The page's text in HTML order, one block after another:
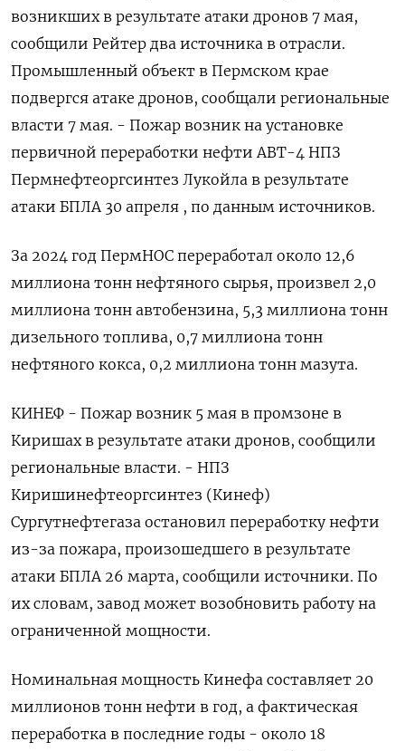
возникших в результате атаки дронов 7 мая,
сообщили Рейтер два источника в отрасли.
Промышленный объект в Пермском крае
подвергся атаке дронов, сообщали региональные
власти 7 мая. - Пожар возник на установке
первичной переработки нефти АВТ-4 НПЗ
Пермнефтеоргсинтез Лукойла в результате
атаки БПЛА 30 апреля , по данным источников.
За 2024 год ПермНОС переработал около 12,6
миллиона тонн нефтяного сырья, произвел 2,0
миллиона тонн автобензина, 5,3 миллиона тонн
дизельного топлива, 0,7 миллиона тонн
нефтяного кокса, 0,2 миллиона тонн мазута.
КИНЕФ - Пожар возник 5 мая в промзоне в
Киришах в результате атаки дронов, сообщили
региональные власти. - НПЗ
Киришинефтеоргсинтез (Кинеф)
Сургутнефтегаза остановил переработку нефти
из-за пожара, произошедшего в результате
атаки БПЛА 26 марта, сообщили источники. По
их словам, завод может возобновить работу на
ограниченной мощности.
Номинальная мощность Кинефа составляет 20
миллионов тонн нефти в год, а фактическая
переработка в последние годы - около 18